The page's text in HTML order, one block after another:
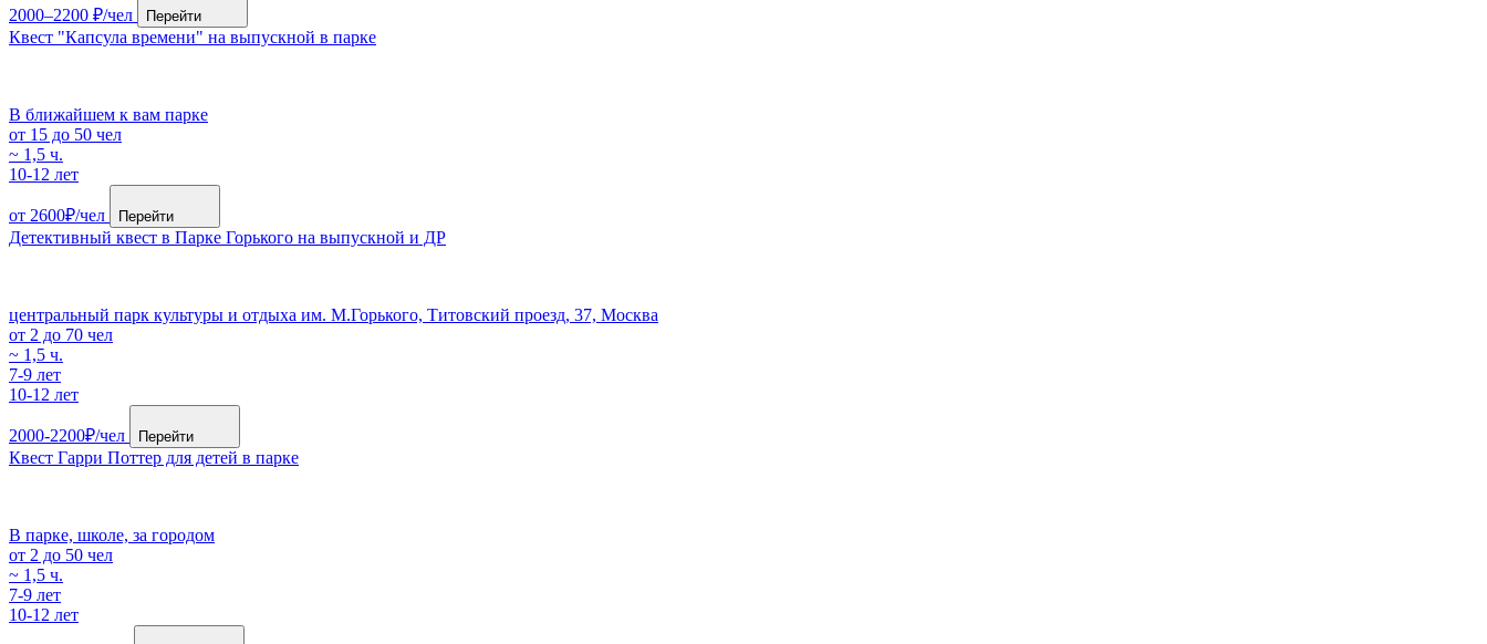
2000–2200 ₽/чел Перейти
Квест "Капсула времени" на выпускной в парке
В ближайшем к вам парке
от 15 до 50 чел
~ 1,5 ч.
10-12 лет
от 2600₽/чел Перейти
Детективный квест в Парке Горького на выпускной и ДР
центральный парк культуры и отдыха им. М.Горькогo, Титовский проезд, 37, Москва
от 2 до 70 чел
~ 1,5 ч.
7-9 лет
10-12 лет
2000-2200₽/чел Перейти
Квест Гарри Поттер для детей в парке
В парке, школе, за городом
от 2 до 50 чел
~ 1,5 ч.
7-9 лет
10-12 лет